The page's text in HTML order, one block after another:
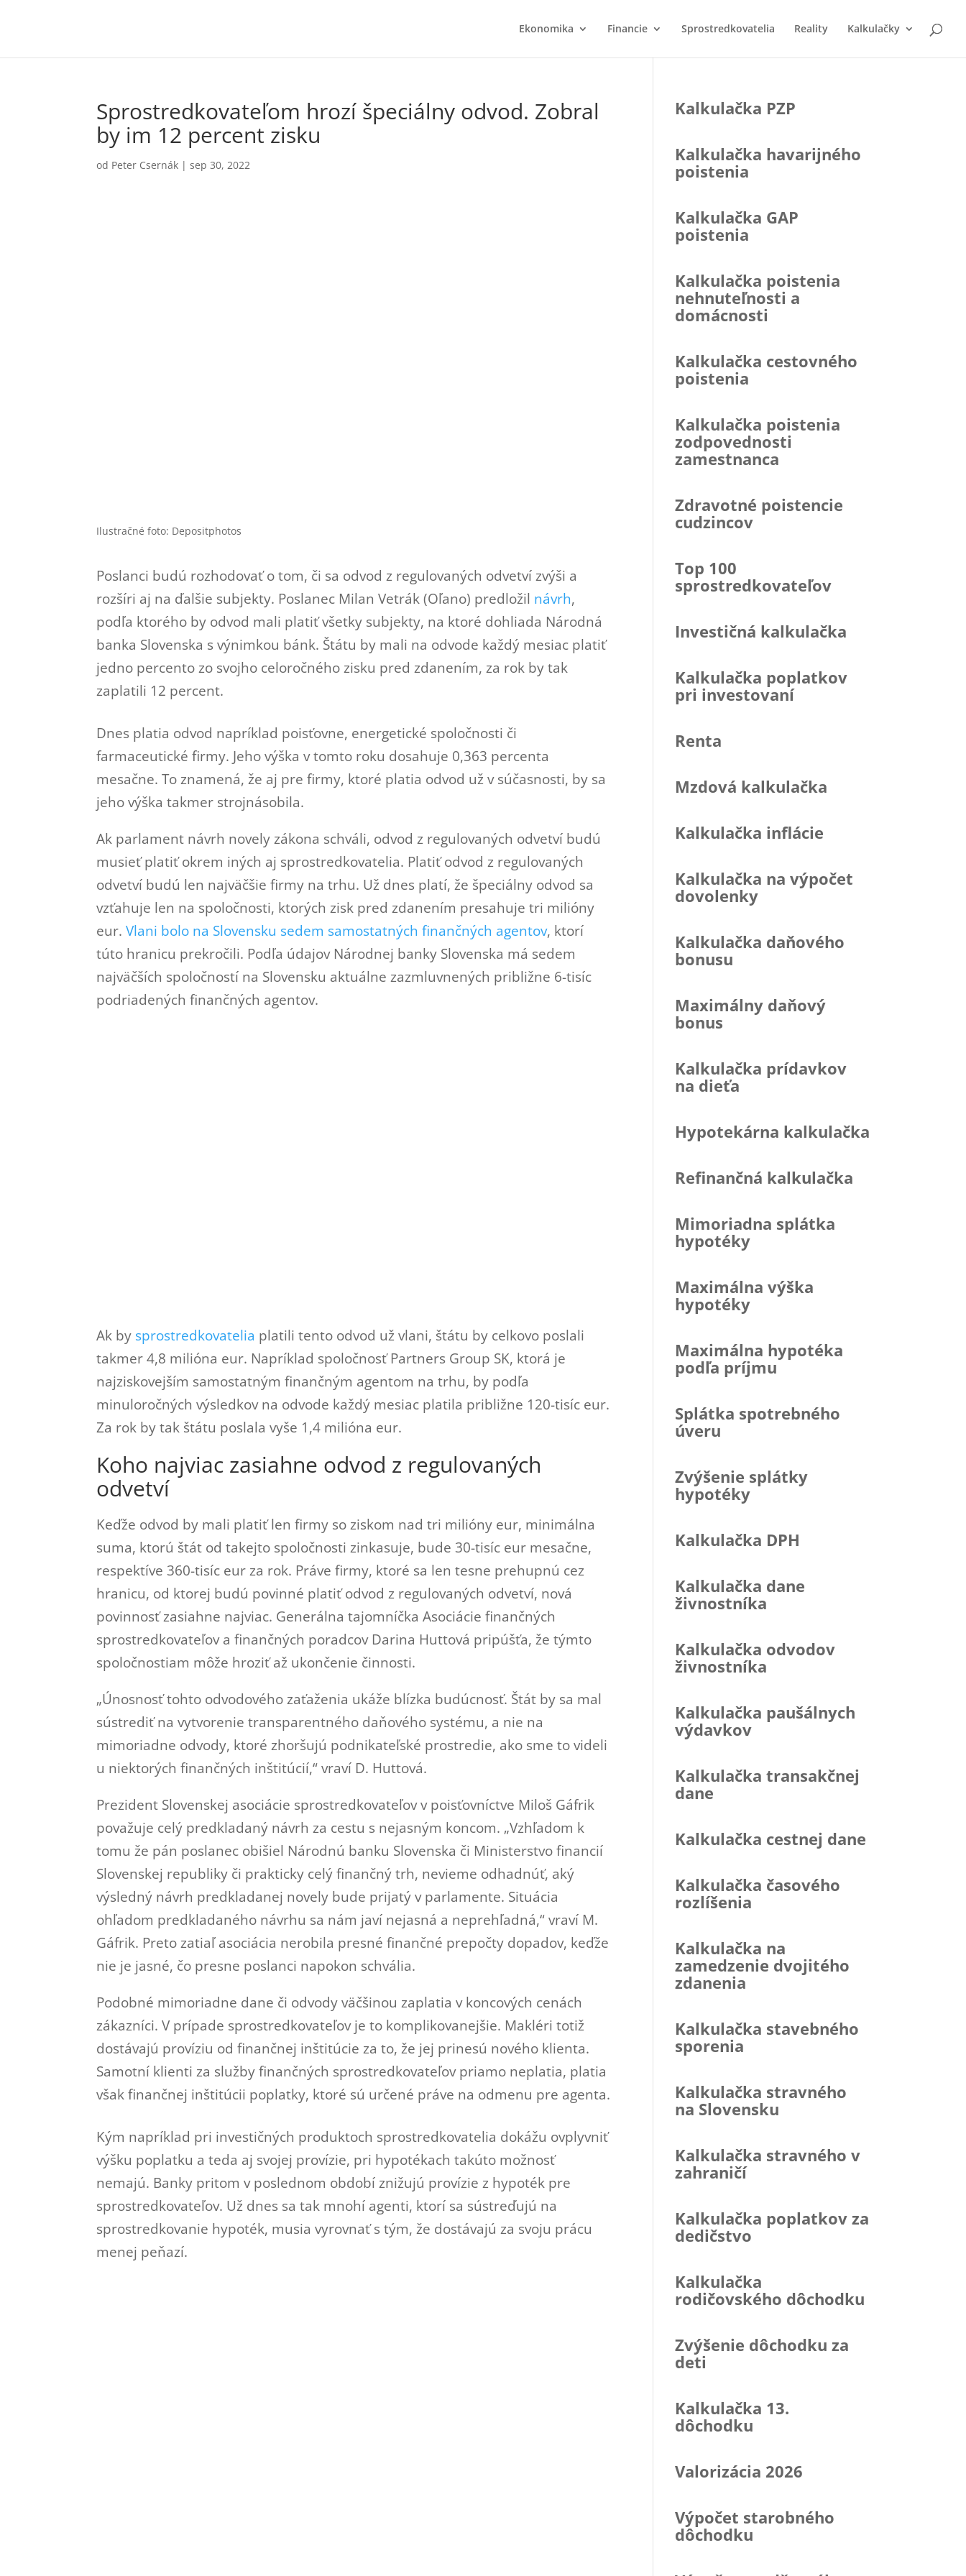
Ekonomika Financie Sprostredkovatelia Reality Kalkulačky
Sprostredkovateľom hrozí špeciálny odvod. Zobral
by im 12 percent zisku
od Peter Csernák |sep 30, 2022
Ilustračné foto: Depositphotos
Poslanci budú rozhodovať o tom, či sa odvod z regulovaných odvetví zvýši a
rozšíri aj na ďalšie subjekty. Poslanec Milan Vetrák (Oľano) predložil návrh,
podľa ktorého by odvod mali platiť všetky subjekty, na ktoré dohliada Národná
banka Slovenska s výnimkou bánk. Štátu by mali na odvode každý mesiac platiť
jedno percento zo svojho celoročného zisku pred zdanením, za rok by tak
zaplatili 12 percent.
Dnes platia odvod napríklad poisťovne, energetické spoločnosti či
farmaceutické firmy. Jeho výška v tomto roku dosahuje 0,363 percenta
mesačne. To znamená, že aj pre firmy, ktoré platia odvod už v súčasnosti, by sa
jeho výška takmer strojnásobila.
Ak parlament návrh novely zákona schváli, odvod z regulovaných odvetví budú
musieť platiť okrem iných aj sprostredkovatelia. Platiť odvod z regulovaných
odvetví budú len najväčšie firmy na trhu. Už dnes platí, že špeciálny odvod sa
vzťahuje len na spoločnosti, ktorých zisk pred zdanením presahuje tri milióny
eur.Vlani bolo na Slovensku sedem samostatných finančných agentov, ktorí
túto hranicu prekročili. Podľa údajov Národnej banky Slovenska má sedem
najväčších spoločností na Slovensku aktuálne zazmluvnených približne 6-tisíc
podriadených finančných agentov.
Ak by sprostredkovatelia platili tento odvod už vlani, štátu by celkovo poslali
takmer 4,8 milióna eur. Napríklad spoločnosť Partners Group SK, ktorá je
najziskovejším samostatným finančným agentom na trhu, by podľa
minuloročných výsledkov na odvode každý mesiac platila približne 120-tisíc eur.
Za rok by tak štátu poslala vyše 1,4 milióna eur.
Koho najviac zasiahne odvod z regulovaných
odvetví
Keďže odvod by mali platiť len firmy so ziskom nad tri milióny eur, minimálna
suma, ktorú štát od takejto spoločnosti zinkasuje, bude 30-tisíc eur mesačne,
respektíve 360-tisíc eur za rok. Práve firmy, ktoré sa len tesne prehupnú cez
hranicu, od ktorej budú povinné platiť odvod z regulovaných odvetví, nová
povinnosť zasiahne najviac. Generálna tajomníčka Asociácie finančných
sprostredkovateľov a finančných poradcov Darina Huttová pripúšťa, že týmto
spoločnostiam môže hroziť až ukončenie činnosti.
„Únosnosť tohto odvodového zaťaženia ukáže blízka budúcnosť. Štát by sa mal
sústrediť na vytvorenie transparentného daňového systému, a nie na
mimoriadne odvody, ktoré zhoršujú podnikateľské prostredie, ako sme to videli
u niektorých finančných inštitúcií,“ vraví D. Huttová.
Prezident Slovenskej asociácie sprostredkovateľov v poisťovníctve Miloš Gáfrik
považuje celý predkladaný návrh za cestu s nejasným koncom. „Vzhľadom k
tomu že pán poslanec obišiel Národnú banku Slovenska či Ministerstvo financií
Slovenskej republiky či prakticky celý finančný trh, nevieme odhadnúť, aký
výsledný návrh predkladanej novely bude prijatý v parlamente. Situácia
ohľadom predkladaného návrhu sa nám javí nejasná a neprehľadná,“ vraví M.
Gáfrik. Preto zatiaľ asociácia nerobila presné finančné prepočty dopadov, keďže
nie je jasné, čo presne poslanci napokon schvália.
Podobné mimoriadne dane či odvody väčšinou zaplatia v koncových cenách
zákazníci. V prípade sprostredkovateľov je to komplikovanejšie. Makléri totiž
dostávajú províziu od finančnej inštitúcie za to, že jej prinesú nového klienta.
Samotní klienti za služby finančných sprostredkovateľov priamo neplatia, platia
však finančnej inštitúcii poplatky, ktoré sú určené práve na odmenu pre agenta.
Kým napríklad pri investičných produktoch sprostredkovatelia dokážu ovplyvniť
výšku poplatku a teda aj svojej provízie, pri hypotékach takúto možnosť
nemajú. Banky pritom v poslednom období znižujú provízie z hypoték pre
sprostredkovateľov. Už dnes sa tak mnohí agenti, ktorí sa sústreďujú na
sprostredkovanie hypoték, musia vyrovnať s tým, že dostávajú za svoju prácu
menej peňazí.
Kalkulačka PZP
Kalkulačka havarijného
poistenia
Kalkulačka GAP
poistenia
Kalkulačka poistenia
nehnuteľnosti a
domácnosti
Kalkulačka cestovného
poistenia
Kalkulačka poistenia
zodpovednosti
zamestnanca
Zdravotné poistencie
cudzincov
Top 100
sprostredkovateľov
Investičná kalkulačka
Kalkulačka poplatkov
pri investovaní
Renta
Mzdová kalkulačka
Kalkulačka inflácie
Kalkulačka na výpočet
dovolenky
Kalkulačka daňového
bonusu
Maximálny daňový
bonus
Kalkulačka prídavkov
na dieťa
Hypotekárna kalkulačka
Refinančná kalkulačka
Mimoriadna splátka
hypotéky
Maximálna výška
hypotéky
Maximálna hypotéka
podľa príjmu
Splátka spotrebného
úveru
Zvýšenie splátky
hypotéky
Kalkulačka DPH
Kalkulačka dane
živnostníka
Kalkulačka odvodov
živnostníka
Kalkulačka paušálnych
výdavkov
Kalkulačka transakčnej
dane
Kalkulačka cestnej dane
Kalkulačka časového
rozlíšenia
Kalkulačka na
zamedzenie dvojitého
zdanenia
Kalkulačka stavebného
sporenia
Kalkulačka stravného
na Slovensku
Kalkulačka stravného v
zahraničí
Kalkulačka poplatkov za
dedičstvo
Kalkulačka
rodičovského dôchodku
Zvýšenie dôchodku za
deti
Kalkulačka 13.
dôchodku
Valorizácia 2026
Výpočet starobného
dôchodku